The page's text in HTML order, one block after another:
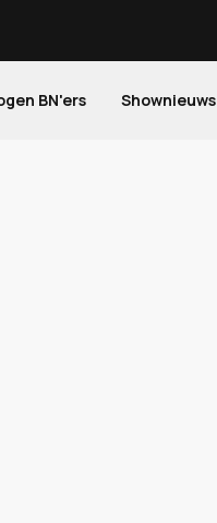
BN'ers Shownieuws